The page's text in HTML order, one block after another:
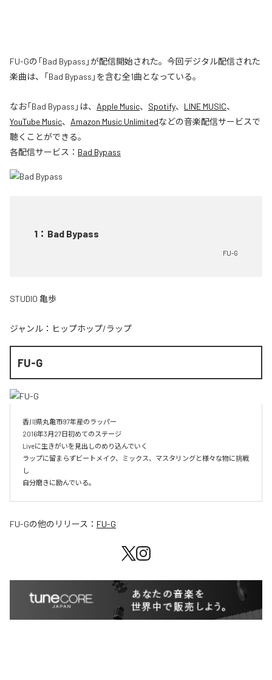
FU-Gの「Bad Bypass」が配信開始された。今回デジタル配信された
楽曲は、「Bad Bypass」を含む全1曲となっている。
なお「Bad Bypass 」は、 Apple Music、 Spotify、 LINE MUSIC、
YouTube Music、 Amazon Music Unlimitedなどの音楽配信サービスで
聴くことができる。
各配信サービス： Bad Bypass
1 ： Bad Bypass
FU-G
STUDIO 亀歩
ジャンル： ヒップホップ/ラップ
FU-G
香川県丸亀市97年産のラッパー
2016年3月27日初めてのステージ
Liveに生きがいを見出しのめり込んでいく
ラップに留まらずビートメイク、ミックス、マスタリングと様々な物に挑戦
し
自分磨きに励んでいる。
FU-Gの他のリリース： FU-G